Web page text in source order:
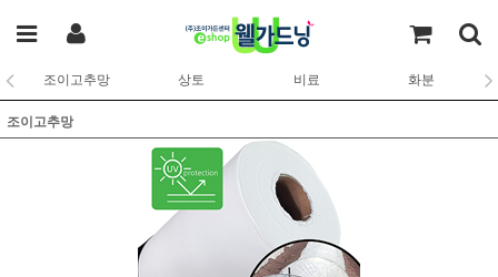
조이고추망 상토 비료 화분
조이고추망